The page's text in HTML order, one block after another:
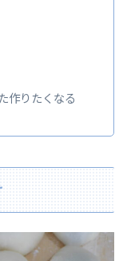
作りたくなる